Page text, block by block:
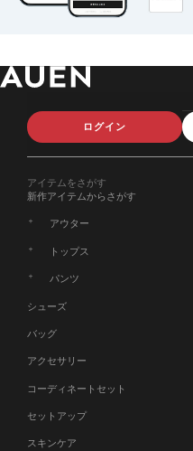
ログイン
アイテムをさがす
新作アイテムからさがす
アウター
トップス
パンツ
シューズ
バッグ
アクセサリー
コーディネートセット
セットアップ
スキンケア